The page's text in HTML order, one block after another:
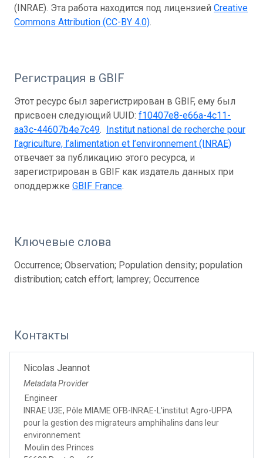
(INRAE). Эта работа находится под лицензией Creative
Commons Attribution (CC-BY 4.0).
Регистрация в GBIF
Этот ресурс был зарегистрирован в GBIF, ему был
присвоен следующий UUID: f10407e8-e66a-4c11-
aa3c-44607b4e7c49. Institut national de recherche pour
l’agriculture, l’alimentation et l’environnement (INRAE)
отвечает за публикацию этого ресурса, и
зарегистрирован в GBIF как издатель данных при
оподдержке GBIF France.
Ключевые слова
Occurrence; Observation; Population density; population
distribution; catch effort; lamprey; Occurrence
Контакты
Nicolas Jeannot
Metadata Provider
Engineer
INRAE U3E, Pôle MIAME OFB-INRAE-L'institut Agro-UPPA
pour la gestion des migrateurs amphihalins dans leur
environnement
Moulin des Princes